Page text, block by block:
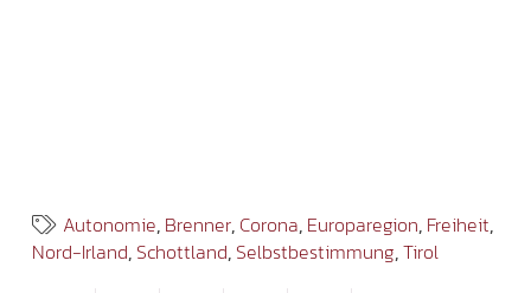
Autonomie, Brenner,Corona, Europaregion, Freiheit,
Nord-Irland, Schottland, Selbstbestimmung,Tirol